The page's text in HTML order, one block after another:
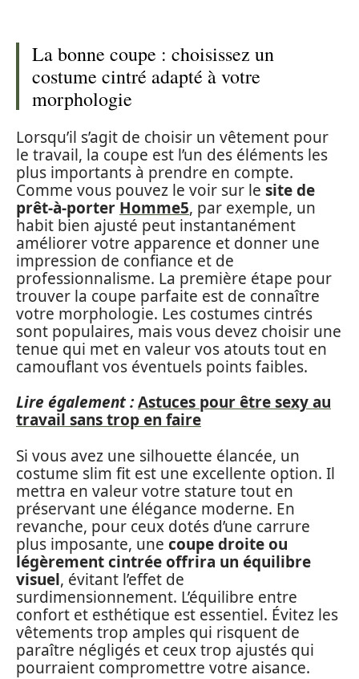
La bonne coupe : choisissez un
costume cintré adapté à votre
morphologie
Lorsqu’il s’agit de choisir un vêtement pour
le travail, la coupe est l’un des éléments les
plus importants à prendre en compte.
Comme vous pouvez le voir sur le site de
prêt-à-porter Homme5, par exemple, un
habit bien ajusté peut instantanément
améliorer votre apparence et donner une
impression de confiance et de
professionnalisme. La première étape pour
trouver la coupe parfaite est de connaître
votre morphologie. Les costumes cintrés
sont populaires, mais vous devez choisir une
tenue qui met en valeur vos atouts tout en
camouflant vos éventuels points faibles.
Lire également :Astuces pour être sexy au
travail sans trop en faire
Si vous avez une silhouette élancée, un
costume slim fit est une excellente option. Il
mettra en valeur votre stature tout en
préservant une élégance moderne. En
revanche, pour ceux dotés d’une carrure
plus imposante, une coupe droite ou
légèrement cintrée offrira un équilibre
visuel, évitant l’effet de
surdimensionnement. L’équilibre entre
confort et esthétique est essentiel. Évitez les
vêtements trop amples qui risquent de
paraître négligés et ceux trop ajustés qui
pourraient compromettre votre aisance.